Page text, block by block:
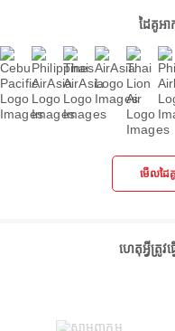
ដៃគូអ
មើលដ
ហេតុអ្វីត្រូ